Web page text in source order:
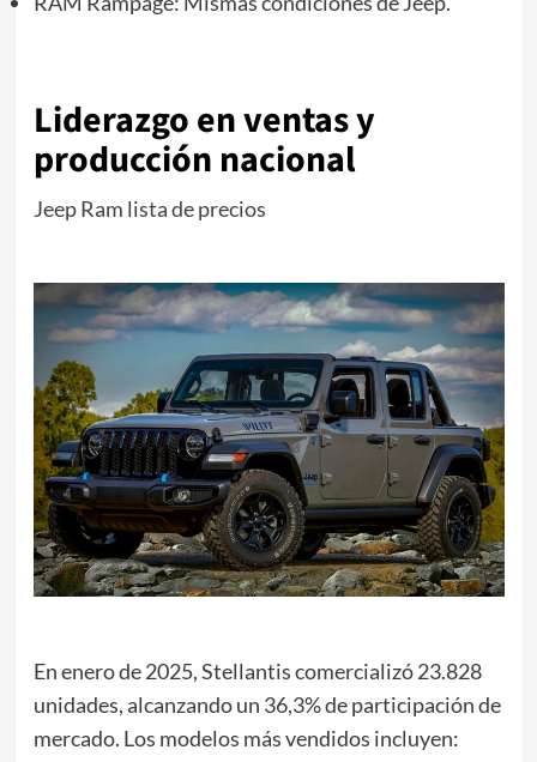
Liderazgo en ventas y
producción nacional
Jeep Ram lista de precios
En enero de 2025, Stellantis comercializó 23.828
unidades, alcanzando un 36,3% de participación de
mercado. Los modelos más vendidos incluyen: